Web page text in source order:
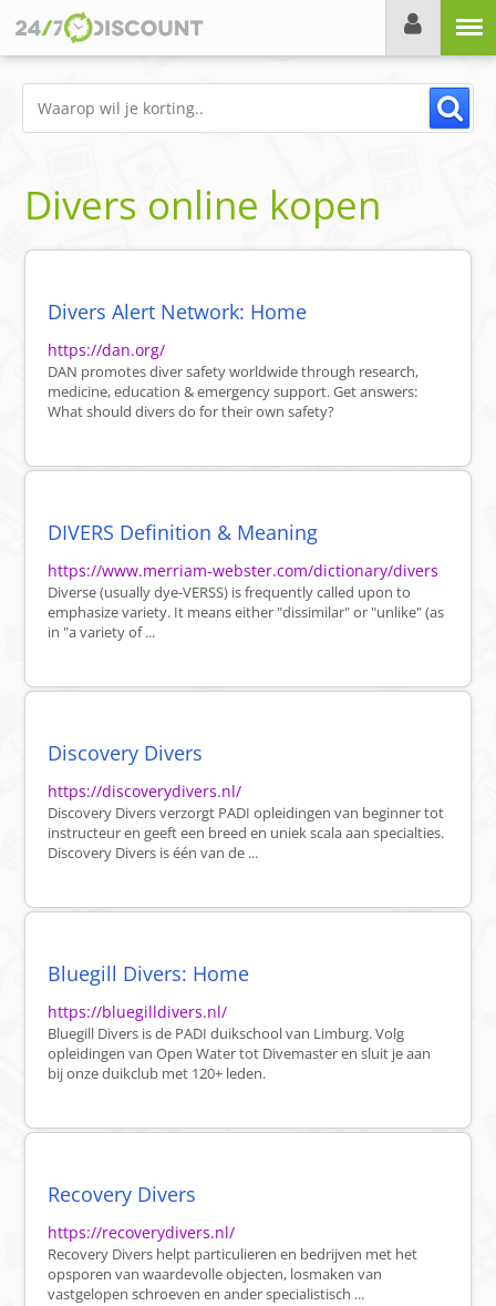
Divers online kopen
Divers Alert Network: Home
https://dan.org/
DAN promotes diver safety worldwide through research,
medicine, education & emergency support. Get answers:
What should divers do for their own safety?
DIVERS Definition & Meaning
https://www.merriam-webster.com/dictionary/divers
Diverse (usually dye-VERSS) is frequently called upon to
emphasize variety. It means either "dissimilar" or "unlike" (as
in "a variety of ...
Discovery Divers
https://discoverydivers.nl/
Discovery Divers verzorgt PADI opleidingen van beginner tot
instructeur en geeft een breed en uniek scala aan specialties.
Discovery Divers is één van de ...
Bluegill Divers: Home
https://bluegilldivers.nl/
Bluegill Divers is de PADI duikschool van Limburg. Volg
opleidingen van Open Water tot Divemaster en sluit je aan
bij onze duikclub met 120+ leden.
Recovery Divers
https://recoverydivers.nl/
Recovery Divers helpt particulieren en bedrijven met het
opsporen van waardevolle objecten, losmaken van
vastgelopen schroeven en ander specialistisch ...